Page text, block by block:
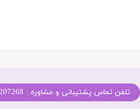
تلفن تماس پشتیبانی و مشاوره : 09123207268